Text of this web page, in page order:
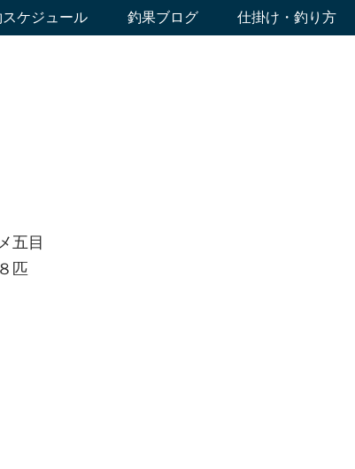
ケジュール 釣果ブログ 仕掛け・釣り方
五目
匹